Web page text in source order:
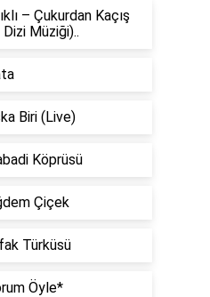
– Çukurdan Kaçış
Müziği)..
Biri (Live)
Köprüsü
Çiçek
Türküsü
Öyle*